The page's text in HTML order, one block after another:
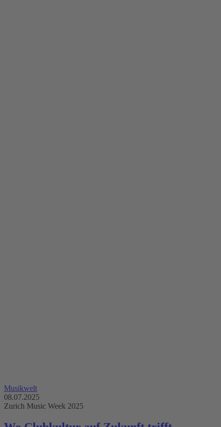
Musikwelt
08.07.2025
Zurich Music Week 2025